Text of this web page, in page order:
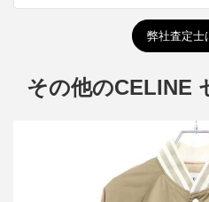
弊社査定士
その他のCELINE